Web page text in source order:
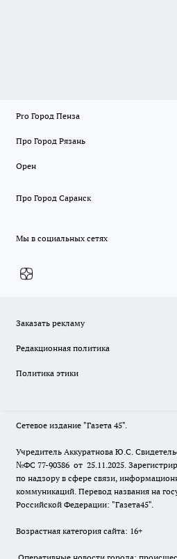
Pro Город Пенза
Про Город Рязань
Орен
Про Город Саранск
Мы в социальных сетях
Заказать рекламу
Редакционная политика
Политика этики
Сетевое издание "Газета 45".
Учредитель Аккуратнова Ю.С.
№ФС 77-90386 от 25.11.2025.
по надзору в сфере связи,
коммуникаций. Перевод названия на
Российской Федерации: "Газета45".
Возрастная категория сайта: 16+